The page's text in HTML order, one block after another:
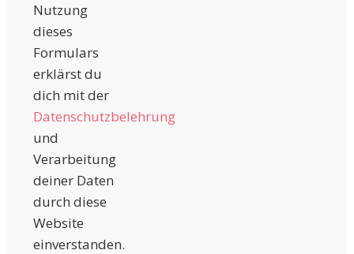
Nutzung
dieses
Formulars
erklärst du
dich mit der
Datenschutzbelehrung
und
Verarbeitung
deiner Daten
durch diese
Website
einverstanden.